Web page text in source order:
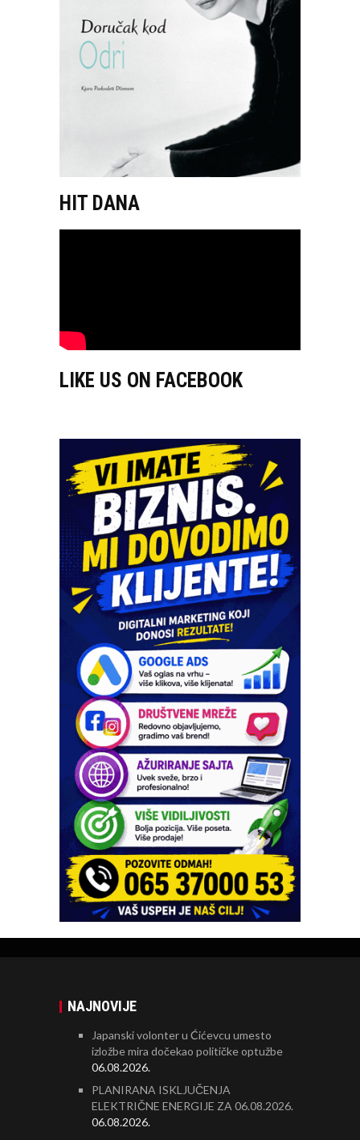
HIT DANA
LIKE US ON FACEBOOK
NAJNOVIJE
Japanski volonter u Ćićevcu umesto
izložbe mira dočekao političke optužbe
06.08.2026.
PLANIRANA ISKLJUČENJA
ELEKTRIČNE ENERGIJE ZA 06.08.2026.
06.08.2026.